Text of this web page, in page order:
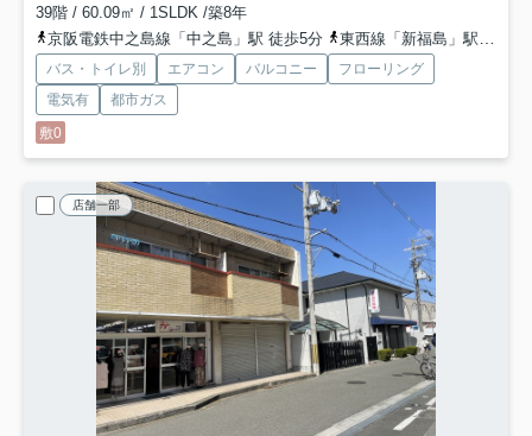
39階 / 60.09㎡ / 1SLDK /築8年
京阪電鉄中之島線「中之島」駅 徒歩5分
東西線「新福島」駅 徒歩12分
バス・トイレ別 エアコン バルコニー
フローリング
電気有
都市ガス
敷0
店舗一部